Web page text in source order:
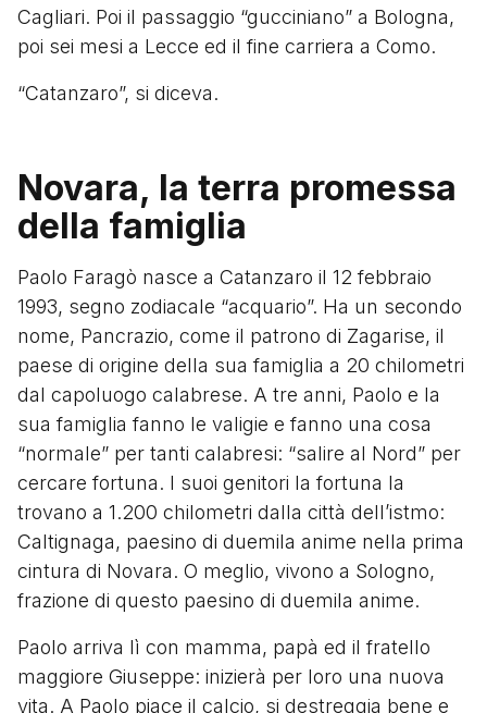
Cagliari. Poi il passaggio “gucciniano” a Bologna,
poi sei mesi a Lecce ed il fine carriera a Como.
“Catanzaro”, si diceva.
Novara, la terra promessa
della famiglia
Paolo Faragò nasce a Catanzaro il 12 febbraio
1993, segno zodiacale “acquario”. Ha un secondo
nome, Pancrazio, come il patrono di Zagarise, il
paese di origine della sua famiglia a 20 chilometri
dal capoluogo calabrese. A tre anni, Paolo e la
sua famiglia fanno le valigie e fanno una cosa
“normale” per tanti calabresi: “salire al Nord” per
cercare fortuna. I suoi genitori la fortuna la
trovano a 1.200 chilometri dalla città dell’istmo:
Caltignaga, paesino di duemila anime nella prima
cintura di Novara. O meglio, vivono a Sologno,
frazione di questo paesino di duemila anime.
Paolo arriva lì con mamma, papà ed il fratello
maggiore Giuseppe: inizierà per loro una nuova
vita. A Paolo piace il calcio, si destreggia bene e